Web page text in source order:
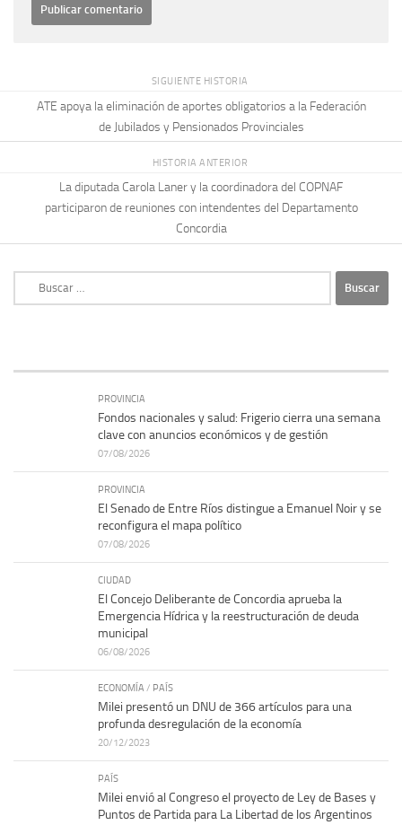
SIGUIENTE HISTORIA
ATE apoya la eliminación de aportes obligatorios a la Federación
de Jubilados y Pensionados Provinciales
HISTORIA ANTERIOR
La diputada Carola Laner y la coordinadora del COPNAF
participaron de reuniones con intendentes del Departamento
Concordia
PROVINCIA
Fondos nacionales y salud: Frigerio cierra una semana
clave con anuncios económicos y de gestión
07/08/2026
PROVINCIA
El Senado de Entre Ríos distingue a Emanuel Noir y se
reconfigura el mapa político
07/08/2026
CIUDAD
El Concejo Deliberante de Concordia aprueba la
Emergencia Hídrica y la reestructuración de deuda
municipal
06/08/2026
ECONOMÍA / PAÍS
Milei presentó un DNU de 366 artículos para una
profunda desregulación de la economía
20/12/2023
PAÍS
Milei envió al Congreso el proyecto de Ley de Bases y
Puntos de Partida para La Libertad de los Argentinos